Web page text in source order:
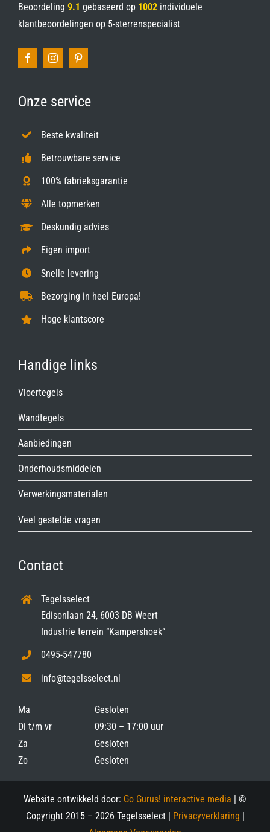
Beoordeling 9.1 gebaseerd op 1002individuele
klantbeoordelingen op 5-sterrenspecialist
Onze service
Beste kwaliteit
Betrouwbare service
100% fabrieksgarantie
Alle topmerken
Deskundig advies
Eigen import
Snelle levering
Bezorging in heel Europa!
Hoge klantscore
Handige links
Vloertegels
Wandtegels
Aanbiedingen
Onderhoudsmiddelen
Verwerkingsmaterialen
Veel gestelde vragen
Contact
Tegelsselect
Edisonlaan 24, 6003 DB Weert
Industrie terrein “Kampershoek”
0495-547780
info@tegelsselect.nl
Ma
Gesloten
Di t/m vr
09:30 – 17:00 uur
Za
Gesloten
Zo
Gesloten
Website ontwikkeld door: Go Gurus! interactive media | ©
Copyright 2015 – 2026 Tegelsselect | Privacyverklaring |